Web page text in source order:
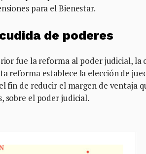
para el Bienestar.
de poderes
fue la reforma al poder judicial, la
reforma establece la elección de
de reducir el margen de ventaja
sobre el poder judicial.